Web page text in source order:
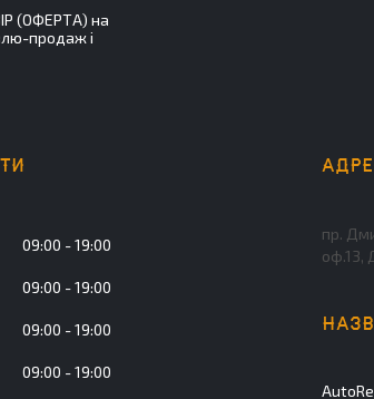
(ОФЕРТА) на
продаж і
09:00 19:00
09:00 19:00
09:00 19:00
09:00 19:00
пр.
оф.13,